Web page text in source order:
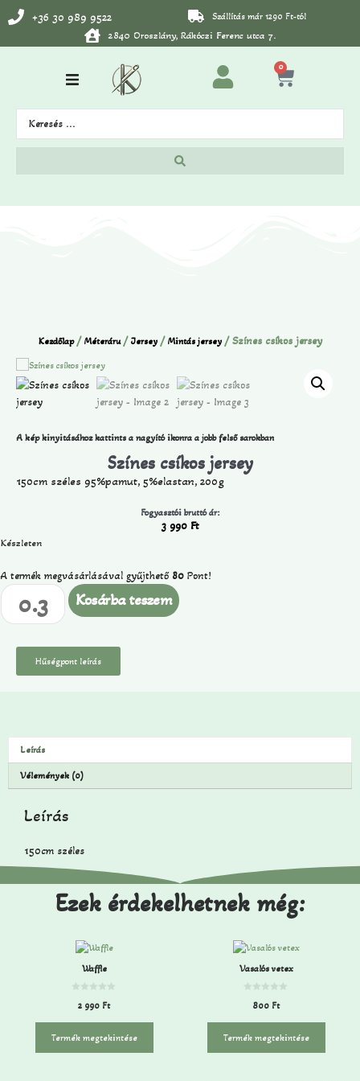
+36 30 989 9522 Szállítás már 1290 Ft-tól
2840 Oroszlány, Rákóczi Ferenc utca 7.
0
Kezdőlap/ Méteráru/ Jersey/ Mintás jersey/ Színes csíkos jersey
A kép kinyitásához kattints a nagyító ikonra a jobb felső sarokban
Színes csíkos jersey
150cm széles 95%pamut, 5%elastan, 200g
Fogyasztói bruttó ár:
3 990 Ft
Készleten
A termék megvásárlásával gyűjthető 80 Pont!
Kosárba teszem
Hűségpont leírás
Leírás
Vélemények (0)
Leírás
150cm széles
Ezek érdekelhetnek még:
Waffle
5
b
l
2 990 Ft
Termék megtekintése
Vasalós vetex
5
b
l
800 Ft
Termék megtekintése